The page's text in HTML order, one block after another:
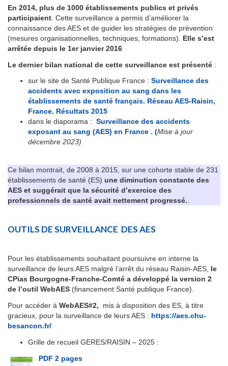
En 2014, plus de 1000 établissements publics et privés
participaient . Cette surveillance a permis d’améliorer la
connaissance des AES et de guider les stratégies de prévention
(mesures organisationnelles, techniques, formations).
Elle s’est
arrêtée depuis le 1er janvier 2016
Le dernier bilan national de cette surveillance est présenté :
sur le site de Santé Publique France : Surveillance des
accidents avec exposition au sang dans les
établissements de santé français. Réseau AES-Raisin,
France. Résultats 2015
dans le diaporama : Surveillance des accidents
exposant au sang (AES) en France . (Mise à jour
décembre 2023)
Ce bilan montrait, de 2008 à 2015, sur une cohorte stable de 231
établissements de santé (ES) une diminution constante des
AES et suggérait que la sécurité d’exercice des
professionnels de santé avait nettement progressé..
OUTILS DE SURVEILLANCE DES AES
Pour les établissements souhaitant poursuivre en interne la
surveillance de leurs AES malgré l’arrêt du réseau Raisin-AES, le
CPias Bourgogne-Franche-Comté a développé la version 2
de l’outil WebAES (financement Santé publique France).
Pour accéder à WebAES#2,
mis à disposition des ES, à titre
gracieux, pour la surveillance de leurs AES : https://aes.chu-
besancon.fr/
Grille de recueil GERES/RAISIN – 2025 :
PDF 2 pages